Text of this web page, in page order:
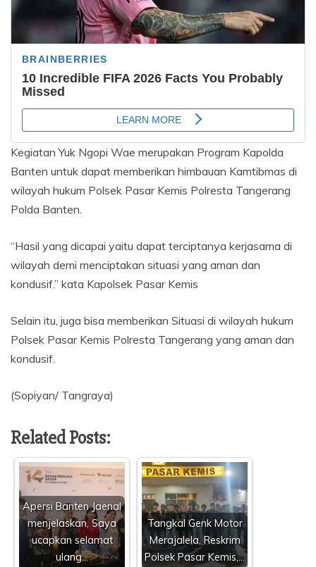
Kegiatan Yuk Ngopi Wae merupakan Program Kapolda
Banten untuk dapat memberikan himbauan Kamtibmas di
wilayah hukum Polsek Pasar Kemis Polresta Tangerang
Polda Banten.
“Hasil yang dicapai yaitu dapat terciptanya kerjasama di
wilayah demi menciptakan situasi yang aman dan
kondusif.” kata Kapolsek Pasar Kemis
Selain itu, juga bisa memberikan Situasi di wilayah hukum
Polsek Pasar Kemis Polresta Tangerang yang aman dan
kondusif.
(Sopiyan/ Tangraya)
Related Posts:
Apersi Banten Jaenal
menjelaskan, Saya
ucapkan selamat
ulang…
Tangkal Genk Motor
Merajalela, Reskrim
Polsek Pasar Kemis,…